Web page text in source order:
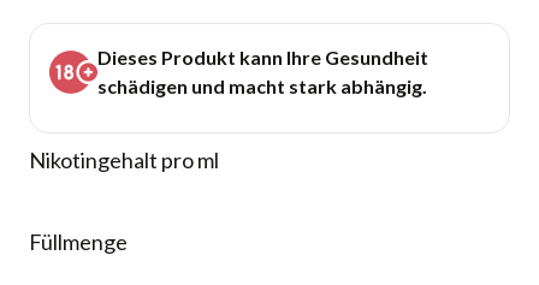
Dieses Produkt kann Ihre Gesundheit
schädigen und macht stark abhängig.
Nikotingehalt pro ml
Füllmenge